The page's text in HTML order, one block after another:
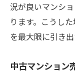
況が良いマンシ
ります。こうし
を最大限に引き
中古マンション